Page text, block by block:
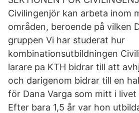
Civilingenjör kan arbeta inom
områden, beroende på vilken
gruppen Vi har studerat hur
kombinationsutbildningen
larare pa KTH bidrar till att
och darigenom bidrar till en
för Dana Varga som mitt i livet
Efter bara 1,5 år var hon